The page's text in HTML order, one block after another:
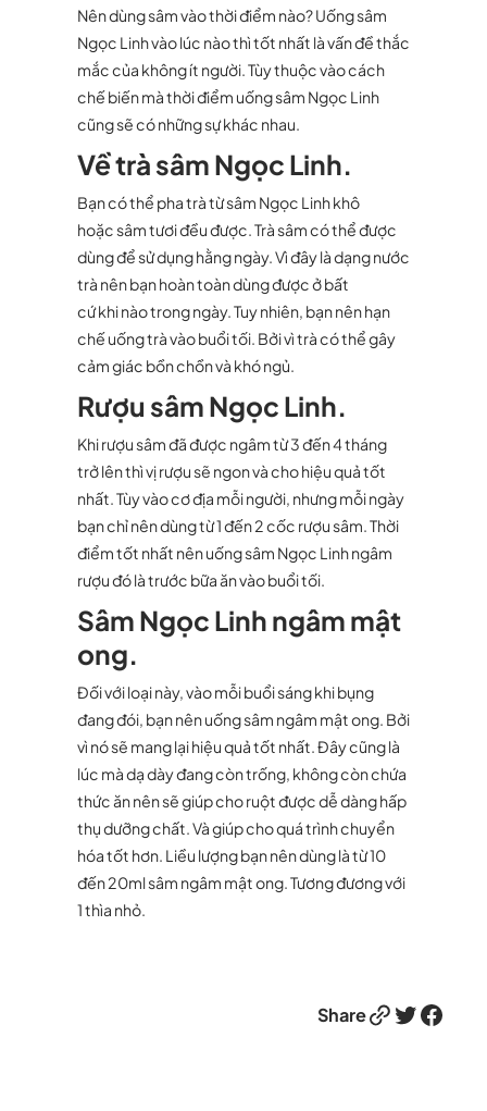
Nên dùng sâm vào thời điểm nào? Uống sâm
Ngọc Linh vào lúc nào thì tốt nhất là vấn đề thắc
mắc của không ít người. Tùy thuộc vào cách
chế biến mà thời điểm uống sâm Ngọc Linh
cũng sẽ có những sự khác nhau.
Về trà sâm Ngọc Linh.
Bạn có thể pha trà từ sâm Ngọc Linh khô
hoặc sâm tươi đều được. Trà sâm có thể được
dùng để sử dụng hằng ngày. Vì đây là dạng nước
trà nên bạn hoàn toàn dùng được ở bất
cứ khi nào trong ngày. Tuy nhiên, bạn nên hạn
chế uống trà vào buổi tối. Bởi vì trà có thể gây
cảm giác bồn chồn và khó ngủ.
Rượu sâm Ngọc Linh.
Khi rượu sâm đã được ngâm từ 3 đến 4 tháng
trở lên thì vị rượu sẽ ngon và cho hiệu quả tốt
nhất. Tùy vào cơ địa mỗi người, nhưng mỗi ngày
bạn chỉ nên dùng từ 1 đến 2 cốc rượu sâm. Thời
điểm tốt nhất nên uống sâm Ngọc Linh ngâm
rượu đó là trước bữa ăn vào buổi tối.
Sâm Ngọc Linh ngâm mật
ong.
Đối với loại này, vào mỗi buổi sáng khi bụng
đang đói, bạn nên uống sâm ngâm mật ong. Bởi
vì nó sẽ mang lại hiệu quả tốt nhất. Đây cũng là
lúc mà dạ dày đang còn trống, không còn chứa
thức ăn nên sẽ giúp cho ruột được dễ dàng hấp
thụ dưỡng chất. Và giúp cho quá trình chuyển
hóa tốt hơn. Liều lượng bạn nên dùng là từ 10
đến 20ml sâm ngâm mật ong. Tương đương với
1 thìa nhỏ.
ShareLink Twitter Facebook